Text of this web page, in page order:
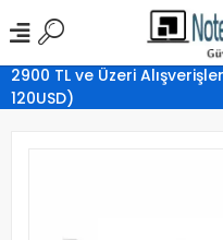
2900 TL ve Üzeri
120USD)